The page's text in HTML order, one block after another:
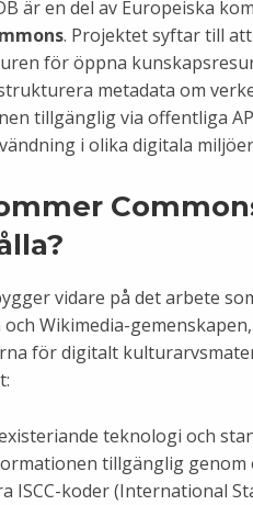
är en del av Europeiska
. Projektet syftar till
för öppna
metadata om
tillgänglig via offentliga
i olika digitala
vidare på det arbete
Wikimedia-
för digitalt
teknologi och
tillgänglig genom
ISCC-koder (International